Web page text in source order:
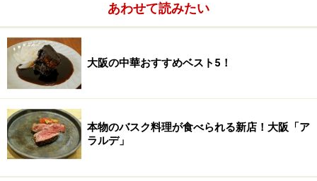
あわせて読みたい
大阪の中華おすすめベスト5！
本物のバスク料理が食べられる新店！大阪「ア
ラルデ」